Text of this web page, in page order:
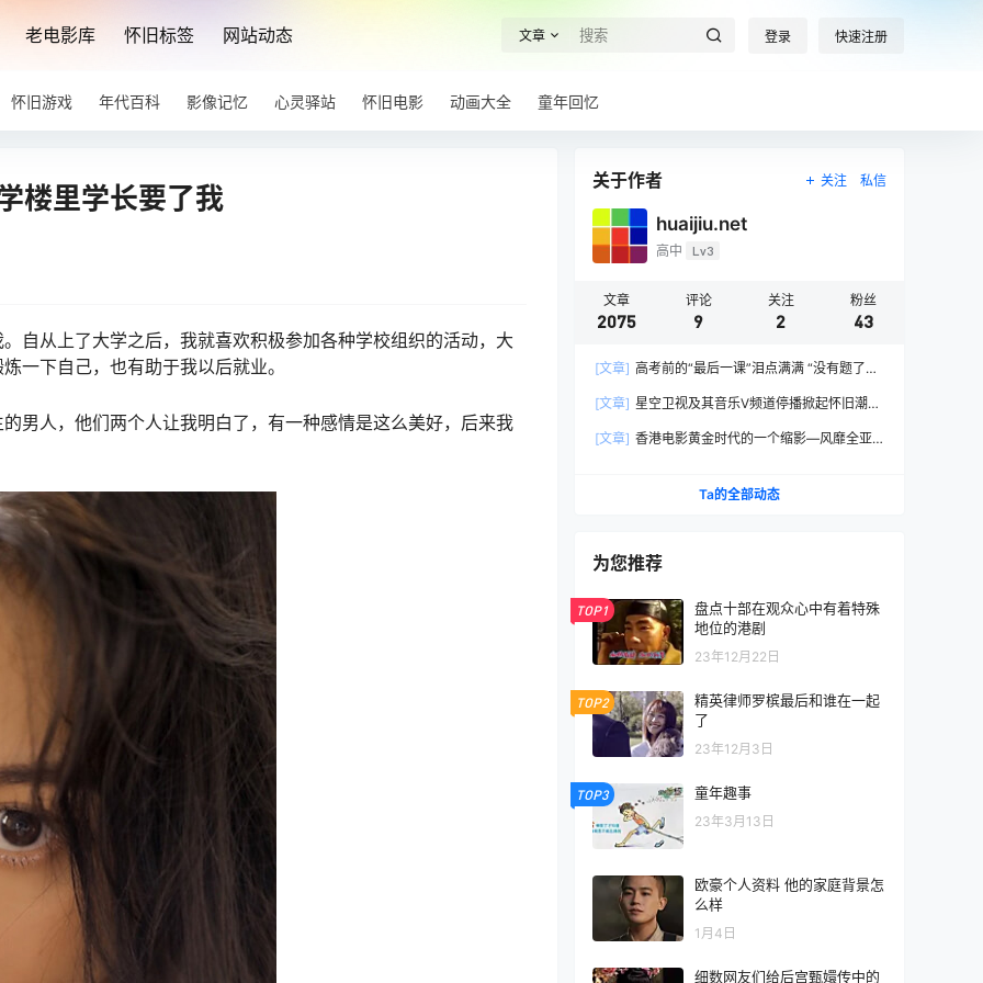
老电影库 怀旧标签 网站动态 文章 登录 快速注册
怀旧游戏 年代百科 影像记忆 心灵驿站 怀旧电影 动画大全 童年回忆
楼里学长要了我
自从上了大学之后，我就喜欢积极参加各种学校组织的活动，大
一下自己，也有助于我以后就业。
男人，他们两个人让我明白了，有一种感情是这么美好，后来我
关于作者 关注 私信
huaijiu.net
高中 Lv3
文章
2075
评论
9
关注
2
粉丝
43
[文章] 高考前的“最后一课”泪点满满 “没有题了，
高考！
[文章] 星空卫视及其音乐V频道停播掀起怀旧潮，
[文章] 香港电影黄金时代的一个缩影—风靡全亚
Ta的全部动态
为您推荐
TOP1
盘点十部在观众心中有着特殊
地位的港剧
23年12月22日
TOP2
精英律师罗槟最后和谁在一起
了
23年12月3日
TOP3 童年趣事
23年3月13日
欧豪个人资料 他的家庭背景怎
么样
1月4日
细数网友们给后宫甄嬛传中的